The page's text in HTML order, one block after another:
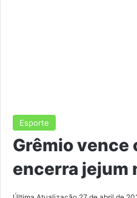
Esporte
Grêmio vence
encerra jejum